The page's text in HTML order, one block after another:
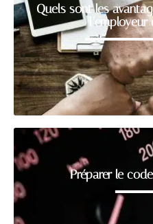
Quels sont les
Préparer le